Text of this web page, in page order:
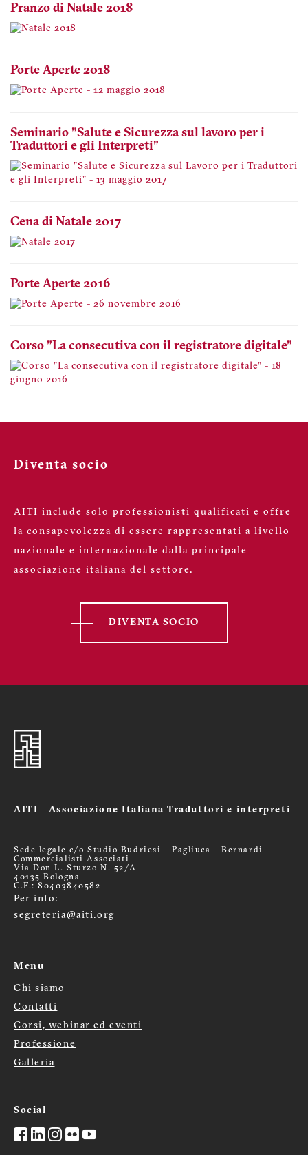
Pranzo di Natale 2018
Porte Aperte 2018
Seminario "Salute e Sicurezza sul lavoro per i
Traduttori e gli Interpreti"
Cena di Natale 2017
Porte Aperte 2016
Corso "La consecutiva con il registratore digitale"
Diventa socio
AITI include solo professionisti qualificati e offre
la consapevolezza di essere rappresentati a livello
nazionale e internazionale dalla principale
associazione italiana del settore.
DIVENTA SOCIO
AITI - Associazione Italiana Traduttori e interpreti
Sede legale c/o Studio Budriesi - Pagliuca - Bernardi
Commercialisti Associati
Via Don L. Sturzo N. 52/A
40135 Bologna
C.F.: 80403840582
Per info:
segreteria@aiti.org
Menu
Menù
Chi siamo
Contatti
Corsi, webinar ed eventi
Professione
Galleria
Social